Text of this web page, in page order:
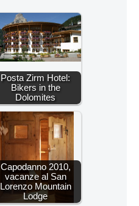
Posta Zirm Hotel:
Bikers in the
Dolomites
Capodanno 2010,
vacanze al San
Lorenzo Mountain
Lodge